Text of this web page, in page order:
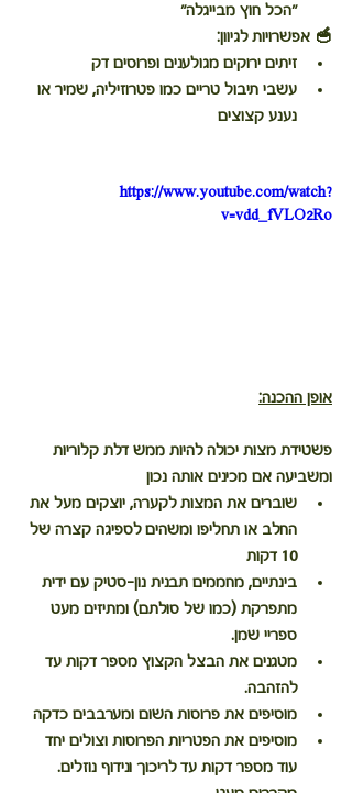
"הכל חוץ מבייגלה"
🥣 אפשרויות לגיוון:
זיתים ירוקים מגולענים ופרוסים דק
עשבי תיבול טריים כמו פטרוזיליה, שמיר או
נענע קצוצים
https://www.youtube.com/watch?
v=vdd_fVLO2Ro
אופן ההכנה:
פשטידת מצות יכולה להיות ממש דלת קלוריות
ומשביעה אם מכינים אותה נכון
שוברים את המצות לקערה, יוצקים מעל את
החלב או תחליפו ומשהים לספיגה קצרה של
10 דקות
בינתיים, מחממים תבנית נון-סטיק עם ידית
מתפרקת (כמו של סולתם) ומתיזים מעט
ספריי שמן.
מטגנים את הבצל הקצוץ מספר דקות עד
להזהבה.
מוסיפים את פרוסות השום ומערבבים כדקה
מוסיפים את הפטריות הפרוסות וצולים יחד
עוד מספר דקות עד לריכוך ונידוף נוזלים.